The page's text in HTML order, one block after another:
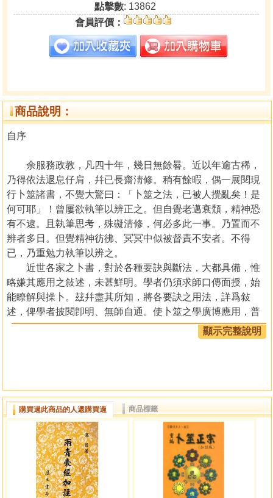
點擊數: 13862
會員評價：
商品說明：
自序
余服務政教，凡四十年，幾日無餘晷。近以年逾古稀，
乃得依法退息仔肩，幷已長齋淸修。稍有餘暇，偶一展閱現
行卜筮諸書，不覺大驚曰：「卜筮之法，已被人攪亂矣！是
何可耶」！曾屢欲執筆以辨正之。但自覺老邁衰頹，精神恐
有不逮。且執筆思考，殊礙清修，何必多此一事。乃置而不
辨者多日。但覺精神彷彿、冥冥中似被督責不安者。不得
已，乃重勉力執筆以辨之。
近世各家之卜書，對於各種要訣與斷法，大都具備，惟
略嫌其應用之敍述，未甚鮮明。學者仍須求師口傳面授，始
能瞭解與操卜。玆幷盡其所知，將各要訣之用法，詳爲敍
述，俾學者披閱卽明、無師自通。使卜筮之學廣博應用，普
遍流傳，是所願也。
中華民國六十七年冬 高瞻書于台灣苗栗鎮福麗里苗中25
第一篇 卜筮辨正
一、納甲裝卦歌訣之辨丑
二、卦象所取五之辨正
三、斷卦方法之辨正
卜問義母之事例
四、請卜筮迷信之辨正
顯示完整說明
購買過此商品的人還購買過 商品標籤